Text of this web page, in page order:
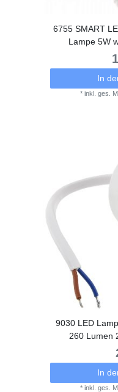
6755 SMART
Lampe 5W
In
*inkl. ges.
9030 LED
260 Lumen
In
*inkl. ges.